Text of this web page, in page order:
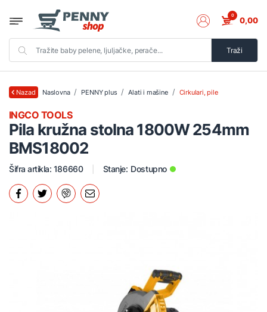
Traži
0 0,00
Nazad Naslovna PENNY plus Alati i mašine Cirkulari, pile
Pila kružna stolna 1800W 254mm
BMS18002
INGCO TOOLS
Šifra artikla: 186660 Stanje: Dostupno